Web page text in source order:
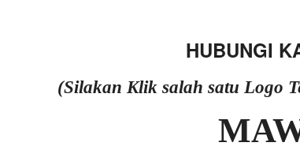
HUBUNGI
(Silakan Klik salah satu Logo